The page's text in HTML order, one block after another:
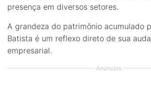
presença em diversos setores.
A grandeza do patrimônio acumulado
Batista é um reflexo direto de sua
empresarial.
Anúncios